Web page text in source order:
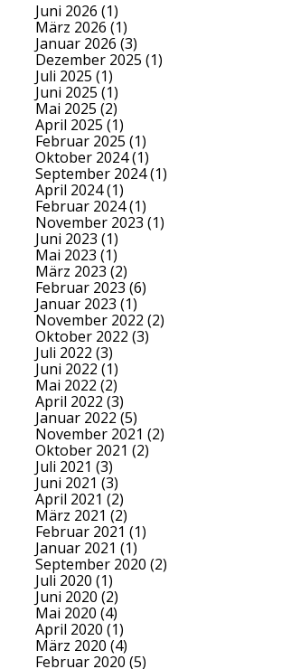
Juni 2026 (1)
März 2026 (1)
Januar 2026 (3)
Dezember 2025 (1)
Juli 2025 (1)
Juni 2025 (1)
Mai 2025 (2)
April 2025 (1)
Februar 2025 (1)
Oktober 2024(1)
September 2024(1)
April 2024(1)
Februar 2024(1)
November 2023 (1)
Juni 2023 (1)
Mai 2023 (1)
März 2023 (2)
Februar 2023 (6)
Januar 2023 (1)
November 2022 (2)
Oktober 2022 (3)
Juli 2022 (3)
Juni 2022 (1)
Mai 2022 (2)
April 2022 (3)
Januar 2022 (5)
November 2021 (2)
Oktober 2021 (2)
Juli 2021 (3)
Juni 2021 (3)
April 2021 (2)
März 2021 (2)
Februar 2021 (1)
Januar 2021 (1)
September 2020 (2)
Juli 2020 (1)
Juni 2020 (2)
Mai 2020 (4)
April 2020 (1)
März 2020 (4)
Februar 2020 (5)